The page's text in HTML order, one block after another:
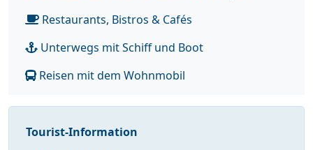
Restaurants, Bistros & Cafés
Unterwegs mit Schiff und Boot
Reisen mit dem Wohnmobil
Tourist-Information